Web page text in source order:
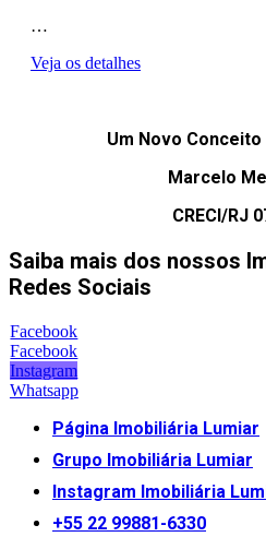
…
Veja os detalhes
Um Novo
Marcelo
CRECI/RJ
Saiba mais dos nossos
Redes Sociais
Facebook
Facebook
Instagram
Whatsapp
Página Imobiliária Lumiar
Grupo Imobiliária Lumiar
Instagram Imobiliária
+55 22 99881-6330